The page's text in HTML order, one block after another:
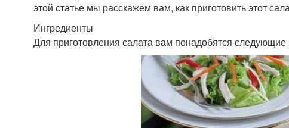
этой статье мы расскажем вам, как приготовить этот
Ингредиенты
Для приготовления салата вам понадобятся следующие